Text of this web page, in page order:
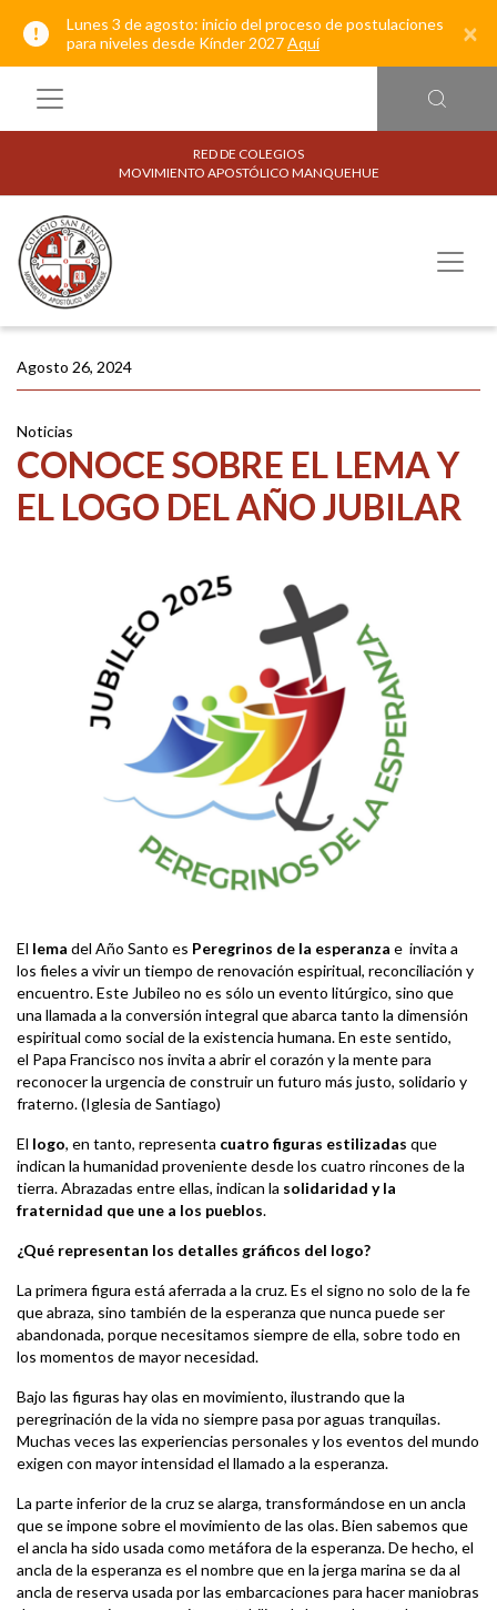
Lunes 3 de agosto: inicio del proceso de postulaciones
para niveles desde Kínder 2027Aquí ×
RED DE COLEGIOS
MOVIMIENTO APOSTÓLICO MANQUEHUE
Agosto 26, 2024
Noticias
CONOCE SOBRE EL LEMA Y
EL LOGO DEL AÑO JUBILAR
El lema del Año Santo es Peregrinos de la esperanza e invita a
los fieles a vivir un tiempo de renovación espiritual, reconciliación y
encuentro. Este Jubileo no es sólo un evento litúrgico, sino que
una llamada a la conversión integral que abarca tanto la dimensión
espiritual como social de la existencia humana. En este sentido,
el Papa Francisco nos invita a abrir el corazón y la mente para
reconocer la urgencia de construir un futuro más justo, solidario y
fraterno. (Iglesia de Santiago)
El logo, en tanto, representa cuatro figuras estilizadas que
indican la humanidad proveniente desde los cuatro rincones de la
tierra. Abrazadas entre ellas, indican la solidaridad y la
fraternidad que une a los pueblos.
¿Qué representan los detalles gráficos del logo?
La primera figura está aferrada a la cruz. Es el signo no solo de la fe
que abraza, sino también de la esperanza que nunca puede ser
abandonada, porque necesitamos siempre de ella, sobre todo en
los momentos de mayor necesidad.
Bajo las figuras hay olas en movimiento, ilustrando que la
peregrinación de la vida no siempre pasa por aguas tranquilas.
Muchas veces las experiencias personales y los eventos del mundo
exigen con mayor intensidad el llamado a la esperanza.
La parte inferior de la cruz se alarga, transformándose en un ancla
que se impone sobre el movimiento de las olas. Bien sabemos que
el ancla ha sido usada como metáfora de la esperanza. De hecho, el
ancla de la esperanza es el nombre que en la jerga marina se da al
ancla de reserva usada por las embarcaciones para hacer maniobras